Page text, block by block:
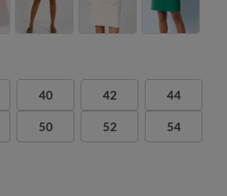
40 42 44
50 52 54